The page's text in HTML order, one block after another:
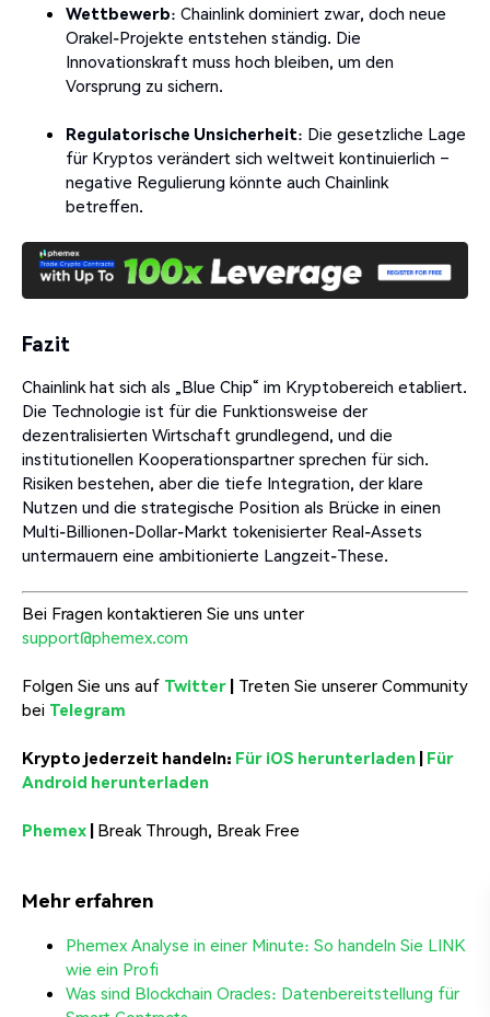
Wettbewerb: Chainlink dominiert zwar, doch neue
Orakel-Projekte entstehen ständig. Die
Innovationskraft muss hoch bleiben, um den
Vorsprung zu sichern.
Regulatorische Unsicherheit: Die gesetzliche Lage
für Kryptos verändert sich weltweit kontinuierlich –
negative Regulierung könnte auch Chainlink
betreffen.
Fazit
Chainlink hat sich als „Blue Chip“ im Kryptobereich etabliert.
Die Technologie ist für die Funktionsweise der
dezentralisierten Wirtschaft grundlegend, und die
institutionellen Kooperationspartner sprechen für sich.
Risiken bestehen, aber die tiefe Integration, der klare
Nutzen und die strategische Position als Brücke in einen
Multi-Billionen-Dollar-Markt tokenisierter Real-Assets
untermauern eine ambitionierte Langzeit-These.
Bei Fragen kontaktieren Sie uns unter
support@phemex.com
Folgen Sie uns auf Twitter | Treten Sie unserer Community
bei Telegram
Krypto jederzeit handeln: Für iOS herunterladen | Für
Android herunterladen
Phemex | Break Through, Break Free
Mehr erfahren
Phemex Analyse in einer Minute: So handeln Sie LINK
wie ein Profi
Was sind Blockchain Oracles: Datenbereitstellung für